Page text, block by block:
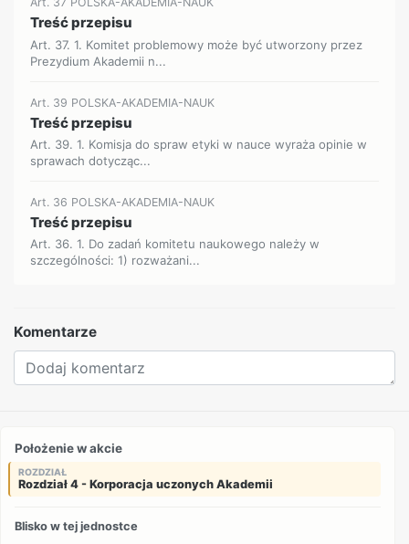
Treść przepisu
Art. 37. 1. Komitet problemowy może być utworzony przez
Prezydium Akademii n...
Art. 39 POLSKA-AKADEMIA-NAUK
Treść przepisu
Art. 39. 1. Komisja do spraw etyki w nauce wyraża opinie w
sprawach dotycząc...
Art. 36 POLSKA-AKADEMIA-NAUK
Treść przepisu
Art. 36. 1. Do zadań komitetu naukowego należy w
szczególności: 1) rozważani...
Komentarze
Położenie w akcie
ROZDZIAŁ
Rozdział 4 - Korporacja uczonych Akademii
Blisko w tej jednostce